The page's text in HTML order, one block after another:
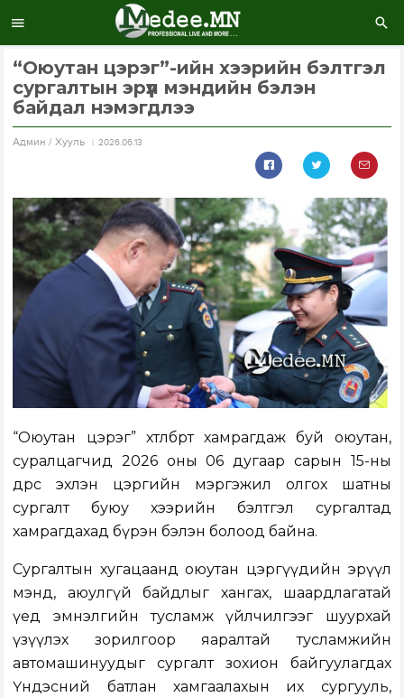
“Оюутан цэрэг”-ийн хээрийн бэлтгэл
сургалтын эрүүл мэндийн бэлэн
байдал нэмэгдлээ
Aдмин / Хууль 2026.06.13
“Оюутан цэрэг” хөтөлбөрт хамрагдаж буй оюутан,
суралцагчид 2026 оны 06 дугаар сарын 15-ны
өдрөөс эхлэн цэргийн мэргэжил олгох шатны
сургалт буюу хээрийн бэлтгэл сургалтад
хамрагдахад бүрэн бэлэн болоод байна.
Сургалтын хугацаанд оюутан цэргүүдийн эрүүл
мэнд, аюулгүй байдлыг хангах, шаардлагатай
үед эмнэлгийн тусламж үйлчилгээг шуурхай
үзүүлэх зорилгоор яаралтай тусламжийн
автомашинуудыг сургалт зохион байгуулагдах
Үндэсний батлан хамгаалахын их сургууль,